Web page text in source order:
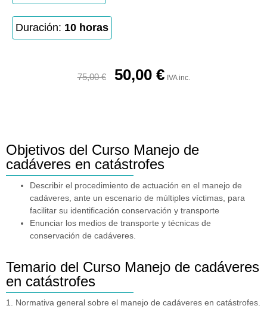
Duración: 10 horas
75,00€ 50,00 € IVA inc.
Objetivos del Curso Manejo de
cadáveres en catástrofes
Describir el procedimiento de actuación en el manejo de
cadáveres, ante un escenario de múltiples víctimas, para
facilitar su identificación conservación y transporte
Enunciar los medios de transporte y técnicas de
conservación de cadáveres.
Temario del Curso Manejo de cadáveres
en catástrofes
1. Normativa general sobre el manejo de cadáveres en catástrofes.